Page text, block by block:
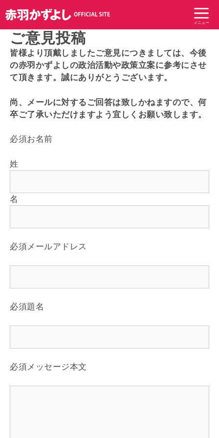
ン
テ
メニュー
ご意見投稿
皆様より頂戴しましたご意見につきましては、今後
の赤羽かずよしの政治活動や政策立案に参考にさせ
て頂きます。誠にありがとうございます。
尚、メールに対するご回答は致しかねますので、何
卒ご了承いただけますよう宜しくお願い致します。
必須お名前
姓
名
必須メールアドレス
必須題名
必須メッセージ本文